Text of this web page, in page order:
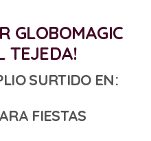
GLOBOMAGIC
TEJEDA!
SURTIDO EN:
FIESTAS